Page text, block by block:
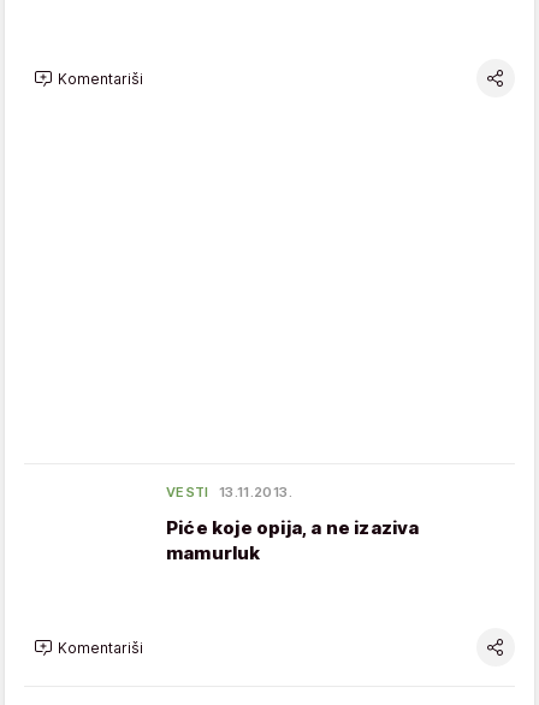
Komentariši
VESTI 13.11.2013.
Piće koje opija, a ne izaziva
mamurluk
Komentariši